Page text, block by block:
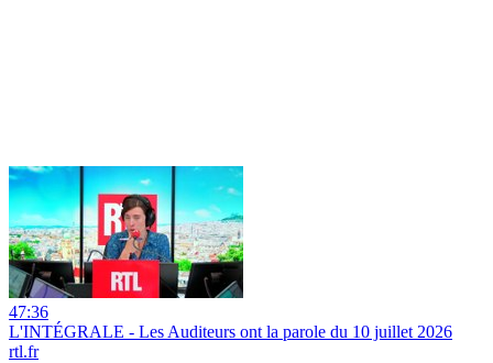
47:36
L'INTÉGRALE - Les Auditeurs ont la parole du 10 juillet 2026
rtl.fr